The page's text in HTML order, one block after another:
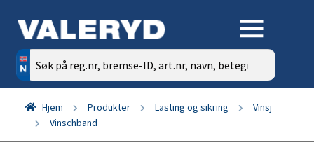
Søk
etter:
Hjem Produkter Lasting og sikring
Vinsj
Vinschband